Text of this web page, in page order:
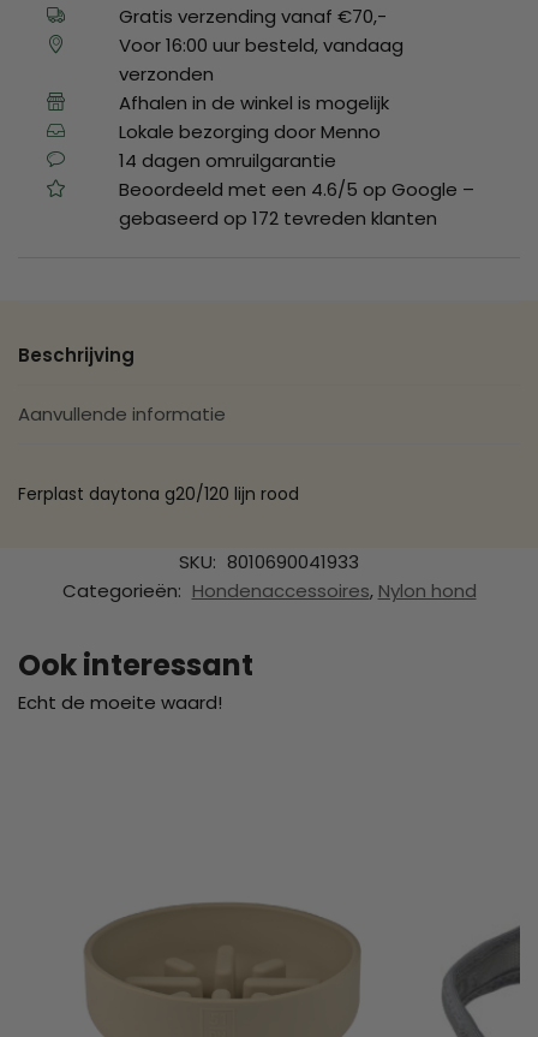
Gratis verzending vanaf €70,-
Voor 16:00 uur besteld, vandaag
verzonden
Afhalen in de winkel is mogelijk
Lokale bezorging door Menno
14 dagen omruilgarantie
Beoordeeld met een 4.6/5 op Google –
gebaseerd op 172 tevreden klanten
Beschrijving
Aanvullende informatie
Ferplast daytona g20/120 lijn rood
SKU: 8010690041933
Categorieën: Hondenaccessoires, Nylon hond
Ook interessant
Echt de moeite waard!